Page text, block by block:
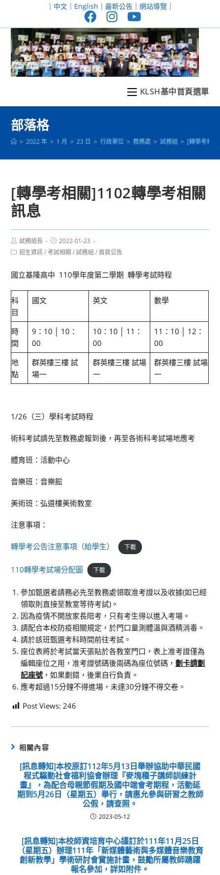
至
｜ 中文｜ English ｜ 最新公告｜ 網站導覽｜
KLSH基中首頁選單
部落格
> 2022 年 > 1 月 > 23 日 > 行政單位 > 教務處 > 試務組 > [轉學考相
[轉學考相關]1102轉學考相關
訊息
Post
author:
試務組長
Post
published:
2022-01-23
Post招生資訊 / 考試相關 / 試務組 / 首頁公告
國立基隆高中 110學年度第二學期 轉學考試時程
科
目
國文 英文 數學
時
間
9：10 │ 10：
00
10：10 │ 11：
00
11：10 │ 12：
00
地
點
群英樓三樓 試
場一
群英樓三樓 試場
一
群英樓三樓 試場
一
1/26（三）學科考試時程
術科考試請先至教務處報到後，再至各術科考試場地應考
體育班：活動中心
音樂班：音樂館
美術班：弘道樓美術教室
注意事項：
轉學考公告注意事項（給學生） 下載
110轉學考試場分配圖 下載
參加甄選者請務必先至教務處領取准考證以及收據(如已經
領取則直接至教室等待考試)。
因為疫情不開放家長陪考，只有考生得以進入考場。
請配合本校防疫相關規定，於門口量測體溫與酒精消毒。
請於該班甄選考科時間前往考試。
座位表將於考試當天張貼於各教室門口，表上准考證僅為
編輯座位之用，准考證號碼後兩碼為座位號碼，劃卡請劃
記座號，如果劃錯，後果自行負責。
應考超過15分鐘不得進場，未達30分鐘不得交卷。
Post Views: 246
相關內容
[訊息轉知]本校原訂112年5月13日舉辦協助中華民國
程式驅動社會福利協會辦理『麥塊種子講師訓練計
畫』，為配合母親節假期及國中端會考期程，活動延
期到5月26日（星期五）舉行，請惠允參與研習之教師
公假，請查照。
2023-05-12
[訊息轉知]本校師資培育中心謹訂於111年11月25日
（星期五）辦理111年「新媒體藝術與多媒體音樂教育
創新教學」學術研討會實施計畫，鼓勵所屬教師踴躍
報名參加，詳如附件。